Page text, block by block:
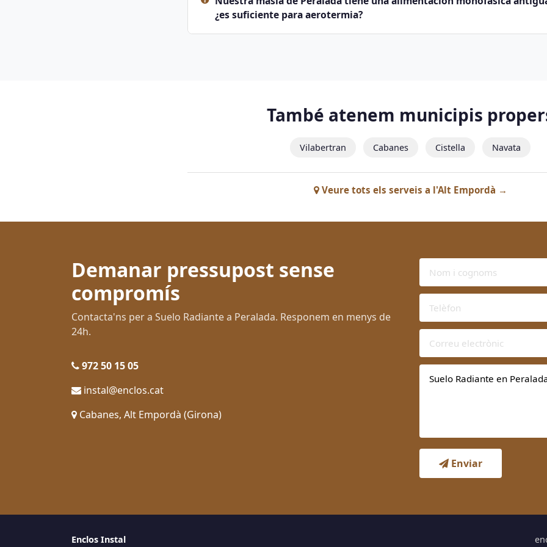
¿es suficiente para aerotermia?
També atenem municipis
Vilabertran Cabanes Cistella Navata
Veure tots els serveis a l'Alt Empordà →
Demanar pressupost sense
compromís
Contacta'ns per a Suelo Radiante a Peralada. Responem en menys de
24h.
972 50 15 05
instal@enclos.cat
Cabanes, Alt Empordà (Girona)
Enviar
Enclos Instal